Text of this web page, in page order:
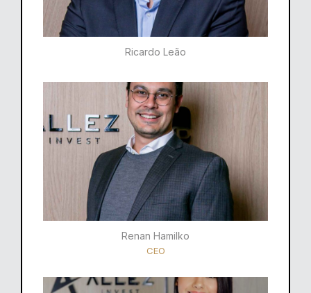
Ricardo Leão​
Renan Hamilko​
CEO